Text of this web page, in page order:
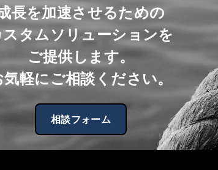
長を加速させるための
スタムソリューションを
ご提供します。
軽にご相談ください。
相談フォーム